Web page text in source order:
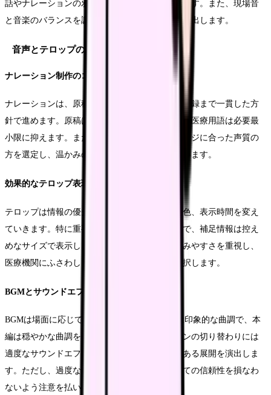
話やナレーションの邪魔にならない程度に抑えます。また、現場音
と音楽のバランスを調整し、リアルな臨場感を演出します。
音声とテロップの最適化
ナレーション制作のコツ
ナレーションは、原稿の作成から声優の選定、収録まで一貫した方
針で進めます。原稿は短く簡潔な文章を心がけ、医療用語は必要最
小限に抑えます。また、声優は医療機関のイメージに合った声質の
方を選定し、温かみのある語り口調で収録を行います。
効果的なテロップ表現
テロップは情報の優先順位に応じて、サイズや色、表示時間を変え
ていきます。特に重要な情報は大きめのサイズで、補足情報は控え
めなサイズで表示します。また、フォントは読みやすさを重視し、
医療機関にふさわしい品位のあるデザインを選択します。
BGMとサウンドエフェクト
BGMは場面に応じて使い分け、オープニングは印象的な曲調で、本
編は穏やかな曲調を基本とします。また、シーンの切り替わりには
適度なサウンドエフェクトを入れ、メリハリのある展開を演出しま
す。ただし、過度な演出は避け、医療機関としての信頼性を損なわ
ないよう注意を払います。